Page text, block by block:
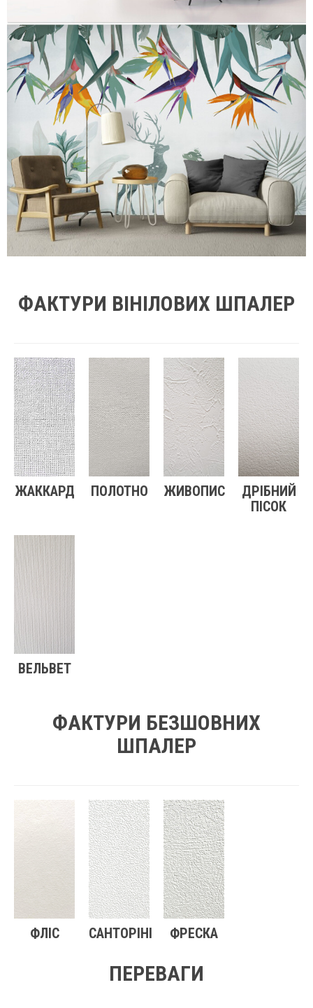
ФАКТУРИ ВІНІЛОВИХ ШПАЛЕР
ЖАККАРД ПОЛОТНО ЖИВОПИС
ДРІБНИЙ
ПІСОК
ВЕЛЬВЕТ
ФАКТУРИ БЕЗШОВНИХ
ШПАЛЕР
ФЛІС САНТОРІНІ ФРЕСКА
ПЕРЕВАГИ